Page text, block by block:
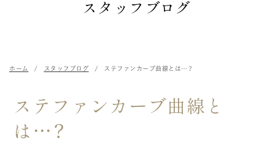
料金
歯科関係の方へ
スタッフブログ
ホーム スタッフブログ ステファンカーブ曲線とは…？
ステファンカーブ曲線と
は…？